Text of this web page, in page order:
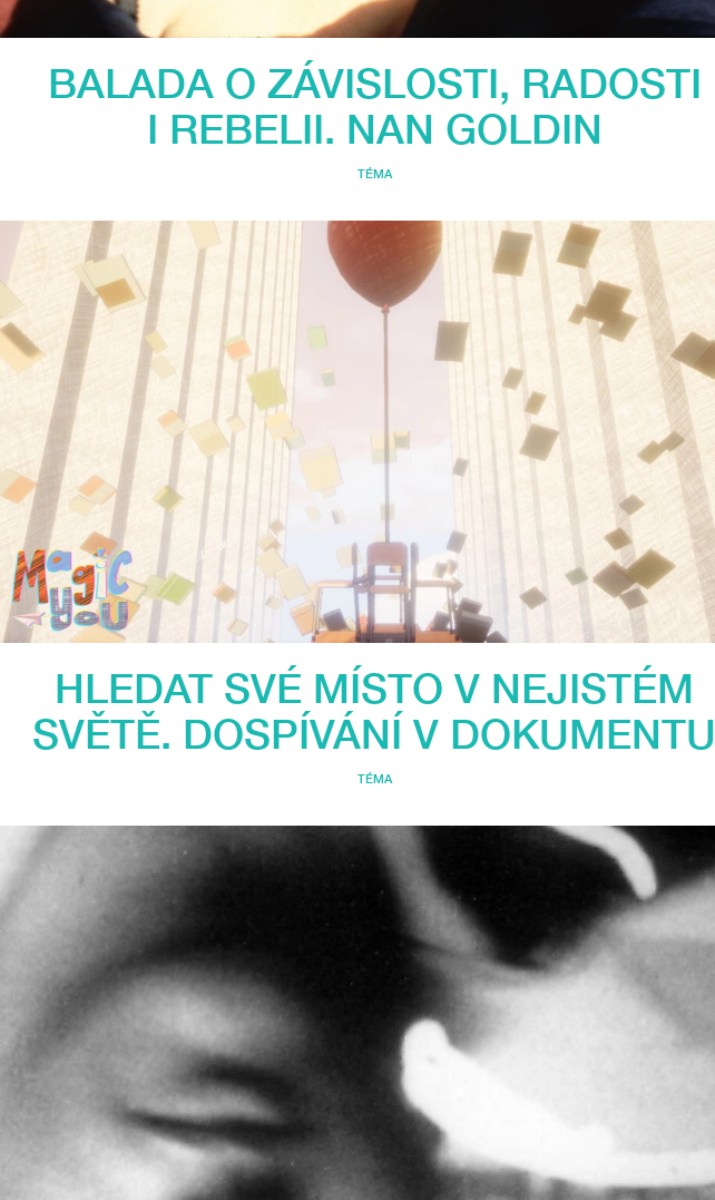
BALADA O ZÁVISLOSTI, RADOSTI
I REBELII. NAN GOLDIN
TÉMA
HLEDAT SVÉ MÍSTO V NEJISTÉM
SVĚTĚ. DOSPÍVÁNÍ V DOKUMENTU
TÉMA